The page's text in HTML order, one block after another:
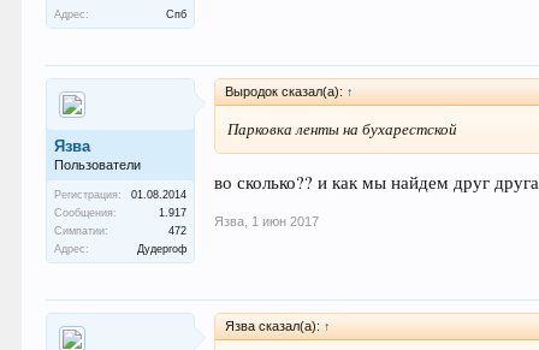
Адрес:
Спб
Язва
Пользователи
Регистрация:
01.08.2014
Сообщения:
1.917
Симпатии:
472
Адрес:
Дудергоф
Выродок сказал(а): ↑
Парковка ленты на бухарестской
во сколько?? и как мы найдем друг
Язва 1 июн 2017
Язва сказал(а): ↑